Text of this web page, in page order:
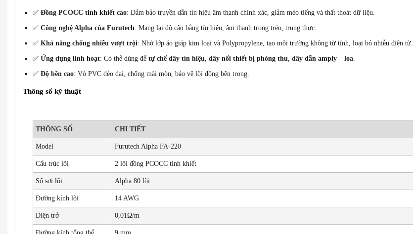
✅ Đồng PCOCC tinh khiết cao: Đảm bảo truyền dẫn tín hiệu âm thanh chính xác, giảm méo tiếng và thất thoát dữ liệu.
✅ Công nghệ Alpha của Furutech: Mang lại độ cân bằng tín hiệu, âm thanh trong trẻo, trung thực.
✅ Khả năng chống nhiễu vượt trội: Nhờ lớp áo giáp kim loại và Polypropylene, tạo môi trường không từ tính, loại bỏ nhiễu điện từ.
✅ Ứng dụng linh hoạt: Có thể dùng để tự chế dây tín hiệu, dây nối thiết bị phòng thu, dây dẫn amply – loa.
✅ Độ bền cao: Vỏ PVC dẻo dai, chống mài mòn, bảo vệ lõi đồng bên trong.
Thông số kỹ thuật
THÔNG SỐ CHI TIẾT
Model Furutech Alpha FA-220
Cấu trúc lõi 2 lõi đồng PCOCC tinh khiết
Số sợi lõi Alpha 80 lõi
Đường kính lõi 14 AWG
Điện trở 0,01Ω/m